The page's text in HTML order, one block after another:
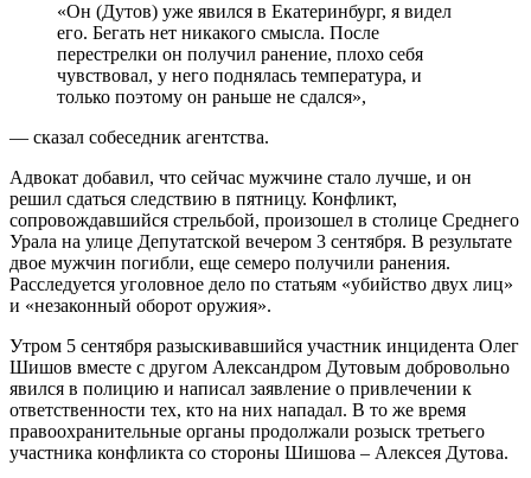
«Он (Дутов) уже явился в Екатеринбург, я видел
его. Бегать нет никакого смысла. После
перестрелки он получил ранение, плохо себя
чувствовал, у него поднялась температура, и
только поэтому он раньше не сдался»,
— сказал собеседник агентства.
Адвокат добавил, что сейчас мужчине стало лучше, и он
решил сдаться следствию в пятницу. Конфликт,
сопровождавшийся стрельбой, произошел в столице Среднего
Урала на улице Депутатской вечером 3 сентября. В результате
двое мужчин погибли, еще семеро получили ранения.
Расследуется уголовное дело по статьям «убийство двух лиц»
и «незаконный оборот оружия».
Утром 5 сентября разыскивавшийся участник инцидента Олег
Шишов вместе с другом Александром Дутовым добровольно
явился в полицию и написал заявление о привлечении к
ответственности тех, кто на них нападал. В то же время
правоохранительные органы продолжали розыск третьего
участника конфликта со стороны Шишова – Алексея Дутова.